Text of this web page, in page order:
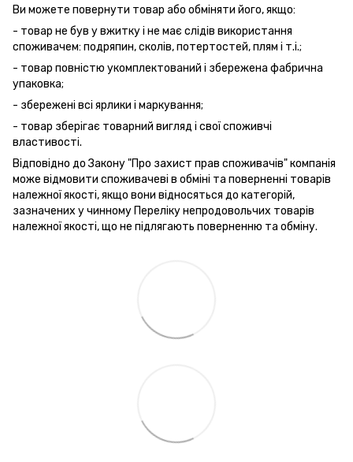
Ви можете повернути товар або обміняти його, якщо:
- товар не був у вжитку і не має слідів використання
споживачем: подряпин, сколів, потертостей, плям і т.і.;
- товар повністю укомплектований і збережена фабрична
упаковка;
- збережені всі ярлики і маркування;
- товар зберігає товарний вигляд і свої споживчі
властивості.
Відповідно до Закону "Про захист прав споживачів" компанія
може відмовити споживачеві в обміні та поверненні товарів
належної якості, якщо вони відносяться до категорій,
зазначених у чинному Переліку непродовольчих товарів
належної якості, що не підлягають поверненню та обміну.